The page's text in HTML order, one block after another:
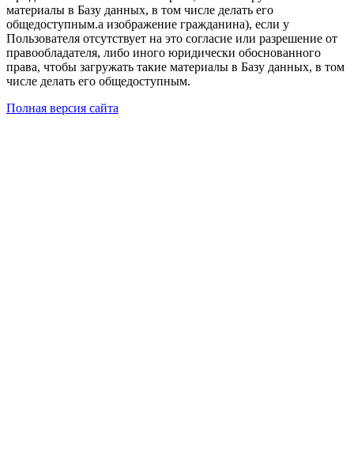
материалы в Базу данных, в том числе делать его
общедоступным.а изображение гражданина), если у
Пользователя отсутствует на это согласие или разрешение от
правообладателя, либо иного юридически обоснованного
права, чтобы загружать такие материалы в Базу данных, в том
числе делать его общедоступным.
Полная версия сайта